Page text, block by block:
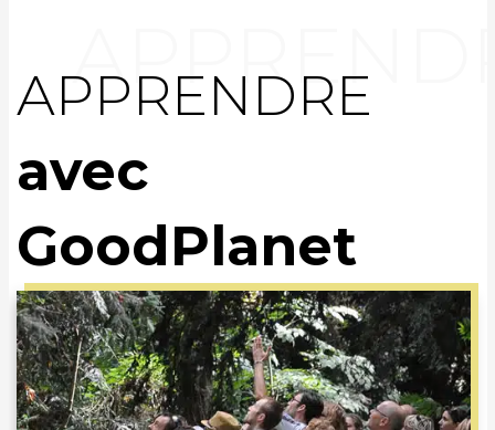
APPRENDRE
avec
GoodPlanet